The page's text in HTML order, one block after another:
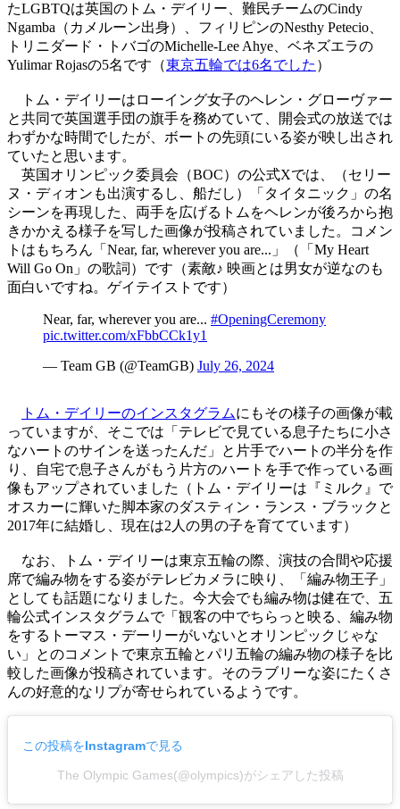
たLGBTQは英国のトム・デイリー、難民チームのCindy
Ngamba（カメルーン出身）、フィリピンのNesthy Petecio、
トリニダード・トバゴのMichelle-Lee Ahye、ベネズエラの
Yulimar Rojasの5名です（東京五輪では6名でした ）
トム・デイリーはローイング女子のヘレン・グローヴァー
と共同で英国選手団の旗手を務めていて、開会式の放送では
わずかな時間でしたが、ボートの先頭にいる姿が映し出され
ていたと思います。
英国オリンピック委員会（BOC）の公式Xでは、（セリー
ヌ・ディオンも出演するし、船だし）「タイタニック」の名
シーンを再現した、両手を広げるトムをヘレンが後ろから抱
きかかえる様子を写した画像が投稿されていました。コメン
トはもちろん「Near, far, wherever you are...」（「My Heart
Will Go On」の歌詞）です（素敵♪ 映画とは男女が逆なのも
面白いですね。ゲイテイストです）
Near, far, wherever you are... #OpeningCeremony
pic.twitter.com/xFbbCCk1y1
— Team GB (@TeamGB) July 26, 2024
トム・デイリーのインスタグラムにもその様子の画像が載
っていますが、そこでは「テレビで見ている息子たちに小さ
なハートのサインを送ったんだ」と片手でハートの半分を作
り、自宅で息子さんがもう片方のハートを手で作っている画
像もアップされていました（トム・デイリーは『ミルク』で
オスカーに輝いた脚本家のダスティン・ランス・ブラックと
2017年に結婚し、現在は2人の男の子を育てています）
なお、トム・デイリーは東京五輪の際、演技の合間や応援
席で編み物をする姿がテレビカメラに映り、「編み物王子」
としても話題になりました。今大会でも編み物は健在で、五
輪公式インスタグラムで「観客の中でちらっと映る、編み物
をするトーマス・デーリーがいないとオリンピックじゃな
い」とのコメントで東京五輪とパリ五輪の編み物の様子を比
較した画像が投稿されています。そのラブリーな姿にたくさ
んの好意的なリプが寄せられているようです。
この投稿をInstagramで見る
The Olympic Games(@olympics)がシェアした投稿